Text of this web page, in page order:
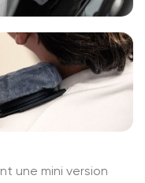
une mini version